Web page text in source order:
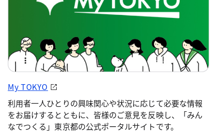
My TOKYO
利用者一人ひとりの興味関心や状況に応じて必要な情報
をお届けするとともに、皆様のご意見を反映し、「みん
なでつくる」東京都の公式ポータルサイトです。